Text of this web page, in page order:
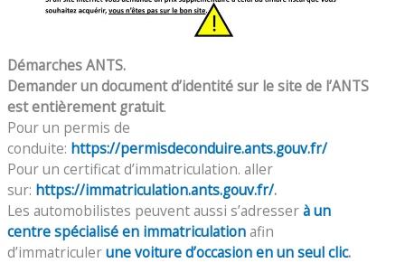
Démarches ANTS.
Demander un document d’identité sur le site de l’ANTS
est entièrement gratuit.
Pour un permis de
conduite: https://permisdeconduire.ants.gouv.fr/
Pour un certificat d’immatriculation. aller
sur: https://immatriculation.ants.gouv.fr/.
Les automobilistes peuvent aussi s’adresserà un
centre spécialisé en immatriculationafin
d’immatriculerune voiture d’occasion en un seul clic.